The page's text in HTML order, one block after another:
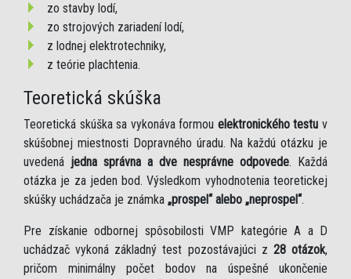
zo stavby lodí,
zo strojových zariadení lodí,
z lodnej elektrotechniky,
z teórie plachtenia.
Teoretická skúška
Teoretická skúška sa vykonáva formou elektronického testu v
skúšobnej miestnosti Dopravného úradu. Na každú otázku je
uvedená jedna správna a dve nesprávne odpovede. Každá
otázka je za jeden bod. Výsledkom vyhodnotenia teoretickej
skúšky uchádzača je známka „prospel“ alebo „neprospel“.
Pre získanie odbornej spôsobilosti VMP kategórie A a D
uchádzač vykoná základný test pozostávajúci z 28 otázok,
pričom minimálny počet bodov na úspešné ukončenie